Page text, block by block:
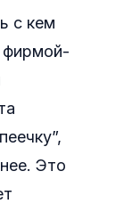
с кем
фирмой-
Это